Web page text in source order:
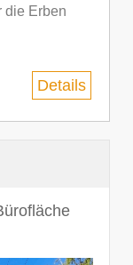
die Erben
Details